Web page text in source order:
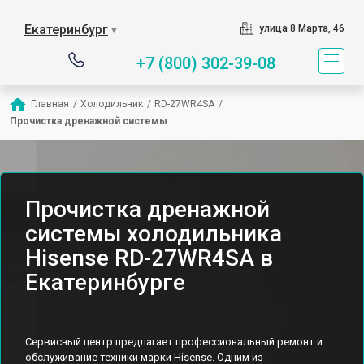
Екатеринбург ▼ улица 8 Марта, 46
+7 (800) 302-39-08
Главная / Холодильник / RD-27WR4SA /
Прочистка дренажной системы
Прочистка дренажной
системы холодильника
Hisense RD-27WR4SA в
Екатеринбурге
Сервисный центр предлагает профессиональный ремонт и
обслуживание техники марки Hisense. Одним из